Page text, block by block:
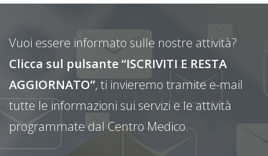
Vuoi essere informato sulle nostre attività?
Clicca sul pulsante “ISCRIVITI E RESTA
AGGIORNATO”, ti invieremo tramite e-mail
tutte le informazioni sui servizi e le attività
programmate dal Centro Medico.